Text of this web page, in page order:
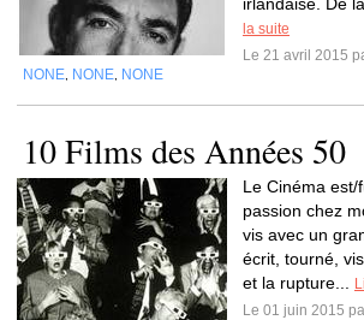
la suite
Le 21 avril 2015
NONE NONE NONE
10 Films des Années 50
Le Cinéma
passion chez
vis avec un
écrit, tourné,
et la rupture...
Le 01 juin 2015